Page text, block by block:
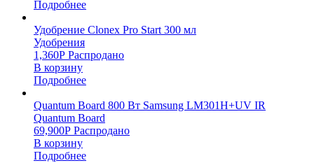
Подробнее
Удобрение Clonex Pro Start 300 мл
Удобрения
1,360Р Распродано
В корзину
Подробнее
Quantum Board 800 Вт Samsung LM301H+UV IR
Quantum Board
69,900Р Распродано
В корзину
Подробнее